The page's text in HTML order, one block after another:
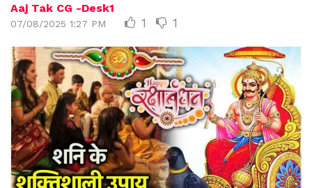
Aaj Tak CG -Desk1
07/08/2025 1:27 PM 1 1